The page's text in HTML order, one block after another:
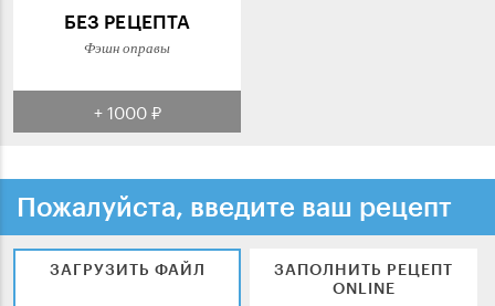
БЕЗ РЕЦЕПТА
Фэшн оправы
+ 1000 ₽
Пожалуйста, введите ваш рецепт
ЗАГРУЗИТЬ ФАЙЛ
ЗАПОЛНИТЬ РЕЦЕПТ
ONLINE